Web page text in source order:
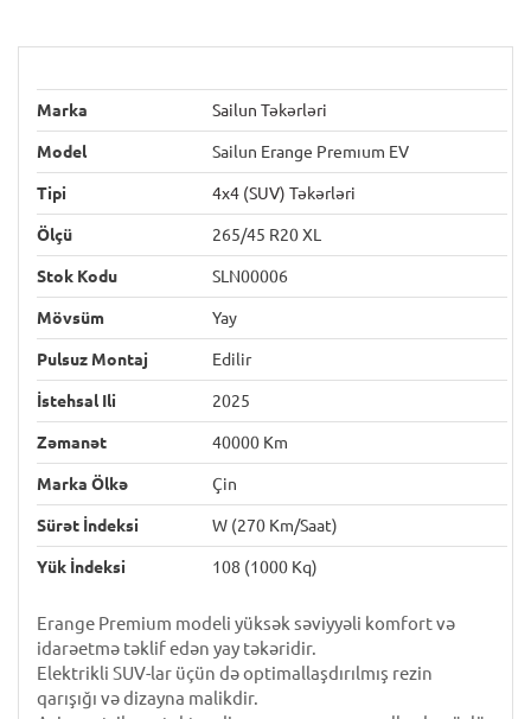
Marka Sailun Təkərləri
Model Sailun Erange Premıum EV
Tipi 4x4 (SUV) Təkərləri
Ölçü 265/45 R20 XL
Stok Kodu SLN00006
Mövsüm Yay
Pulsuz Montaj Edilir
İstehsal Ili 2025
Zəmanət 40000 Km
Marka Ölkə Çin
Sürət İndeksi W (270 Km/saat)
Yük İndeksi 108 (1000 Kq)
Erange Premium modeli yüksək səviyyəli komfort və
idarəetmə təklif edən yay təkəridir.
Elektrikli SUV-lar üçün də optimallaşdırılmış rezin
qarışığı və dizayna malikdir.